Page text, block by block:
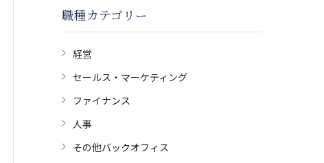
職種カテゴリー
経営
セールス・マーケティング
ファイナンス
人事
その他バックオフィス